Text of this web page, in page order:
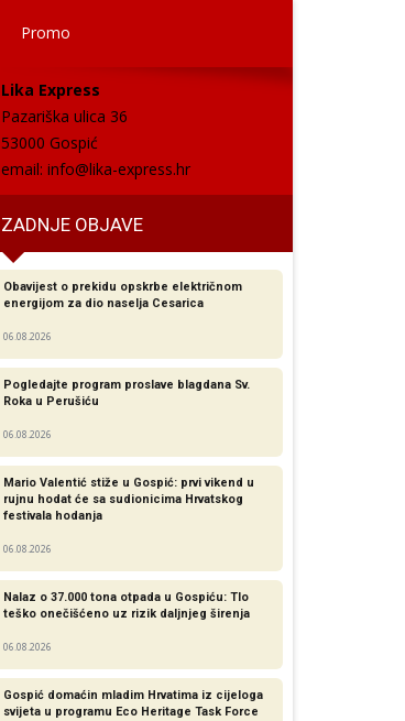
Promo
Lika Express
Pazariška ulica 36
53000 Gospić
email: info@lika-express.hr
ZADNJE OBJAVE
Obavijest o prekidu opskrbe električnom
energijom za dio naselja Cesarica
06.08.2026
Pogledajte program proslave blagdana Sv.
Roka u Perušiću
06.08.2026
Mario Valentić stiže u Gospić: prvi vikend u
rujnu hodat će sa sudionicima Hrvatskog
festivala hodanja
06.08.2026
Nalaz o 37.000 tona otpada u Gospiću: Tlo
teško onečišćeno uz rizik daljnjeg širenja
06.08.2026
Gospić domaćin mladim Hrvatima iz cijeloga
svijeta u programu Eco Heritage Task Force